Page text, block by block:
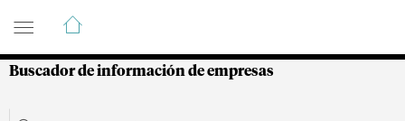
Guía de Empresas Colombianas
Buscador de información de empresas